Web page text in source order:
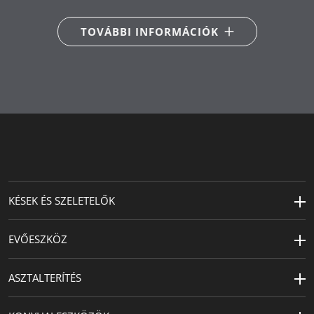
kiegyensúlyozott érzésről.
Kés tisztítása: kézi mosás.
zöldségvágó kés 9 cm, 1x olló
Készült
Németországban
TOVÁBBI INFORMÁCIÓK
KÉSEK ÉS SZELETELŐK
EVŐESZKÖZ
ASZTALTERÍTÉS